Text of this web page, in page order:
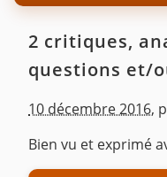
2 critiques,
questions et/
10 décembre 2016,
Bien vu et exprimé